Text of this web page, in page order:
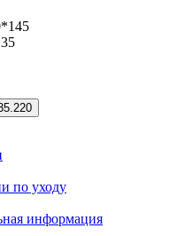
по уходу
информация